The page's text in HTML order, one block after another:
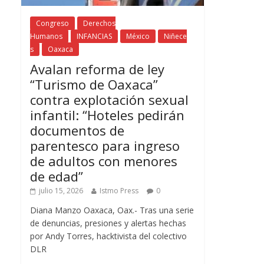
Congreso
Derechos
Humanos
INFANCIAS México
Niñece
s
Oaxaca
Avalan reforma de ley
“Turismo de Oaxaca”
contra explotación sexual
infantil: “Hoteles pedirán
documentos de
parentesco para ingreso
de adultos con menores
de edad”
julio 15, 2026 Istmo Press 0
Diana Manzo Oaxaca, Oax.- Tras una serie
de denuncias, presiones y alertas hechas
por Andy Torres, hacktivista del colectivo
DLR